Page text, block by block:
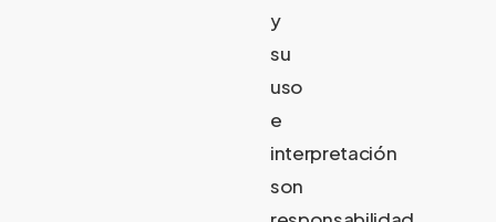
y
su
uso
e
interpretación
son